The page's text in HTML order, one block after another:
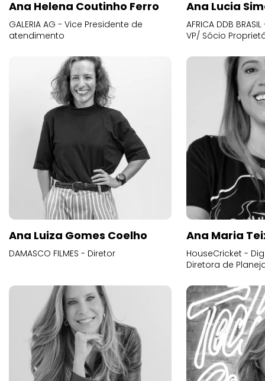
Ana Helena Coutinho Ferro
GALERIA AG - Vice Presidente de
atendimento
Ana Lucia
AFRICA DDB
VP/ Sócio
Ana Luiza Gomes Coelho
DAMASCO FILMES - Diretor
Ana Maria
HouseCricket -
Diretora de